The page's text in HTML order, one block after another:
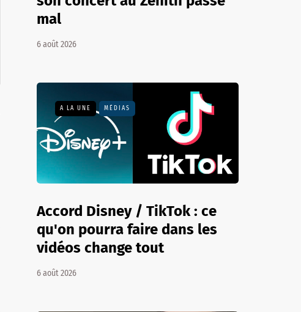
mal
6 août 2026
A LA UNE MÉDIAS
Accord Disney / TikTok : ce
qu'on pourra faire dans les
vidéos change tout
6 août 2026